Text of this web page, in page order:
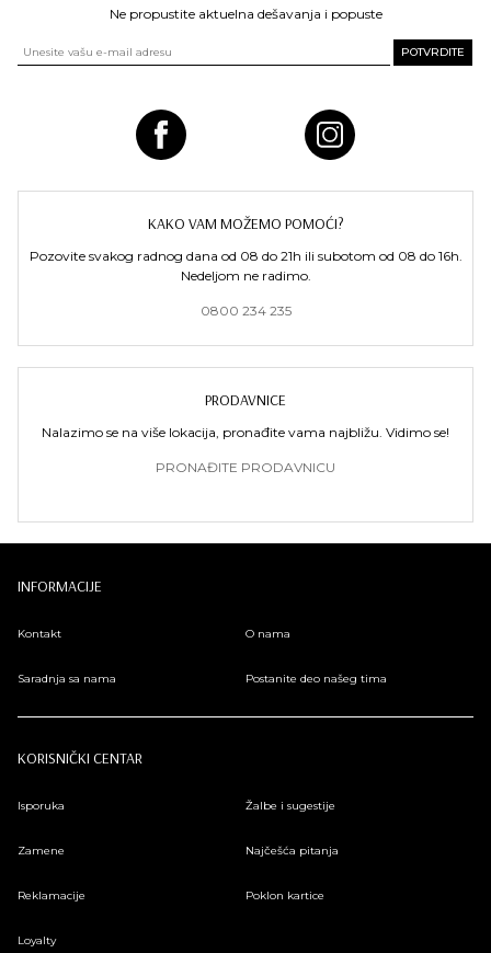
Ne propustite aktuelna dešavanja i popuste
KAKO VAM MOŽEMO POMOĆI?
Pozovite svakog radnog dana od 08 do 21h ili subotom od 08 do 16h.
Nedeljom ne radimo.
0800 234 235
PRODAVNICE
Nalazimo se na više lokacija, pronađite vama najbližu. Vidimo se!
PRONAĐITE PRODAVNICU
INFORMACIJE
Kontakt O nama
Saradnja sa nama Postanite deo našeg tima
KORISNIČKI CENTAR
Isporuka Žalbe i sugestije
Zamene Najčešća pitanja
Reklamacije Poklon kartice
Loyalty